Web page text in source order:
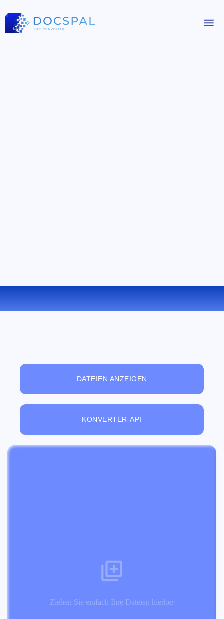
KONVERTIEREN SIE JPEG ZU GIF ONLINE
DATEIEN ANZEIGEN
KONVERTER-API
Ziehen Sie einfach Ihre Dateien hierher